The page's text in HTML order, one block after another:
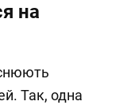
на
Так, одна